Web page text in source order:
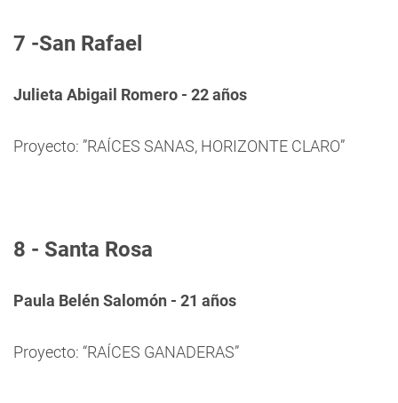
7 -San Rafael
Julieta Abigail Romero - 22 años
Proyecto: ”RAÍCES SANAS, HORIZONTE CLARO”
8 - Santa Rosa
Paula Belén Salomón - 21 años
Proyecto: “RAÍCES GANADERAS”